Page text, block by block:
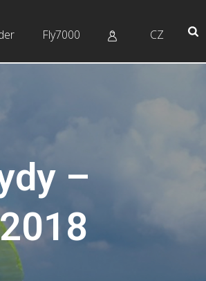
Fly7000 CZ
–